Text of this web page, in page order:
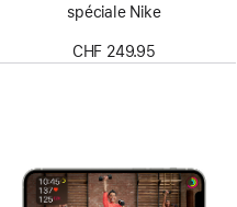
spéciale Nike
CHF 249.95